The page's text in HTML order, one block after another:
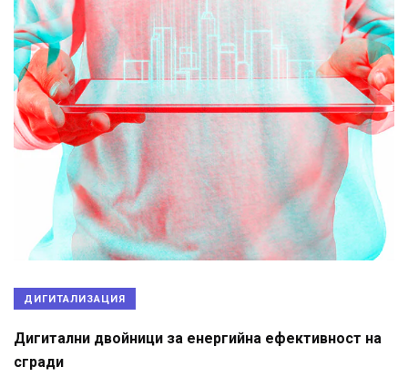
ДИГИТАЛИЗАЦИЯ
Дигитални двойници за енергийна ефективност на
сгради